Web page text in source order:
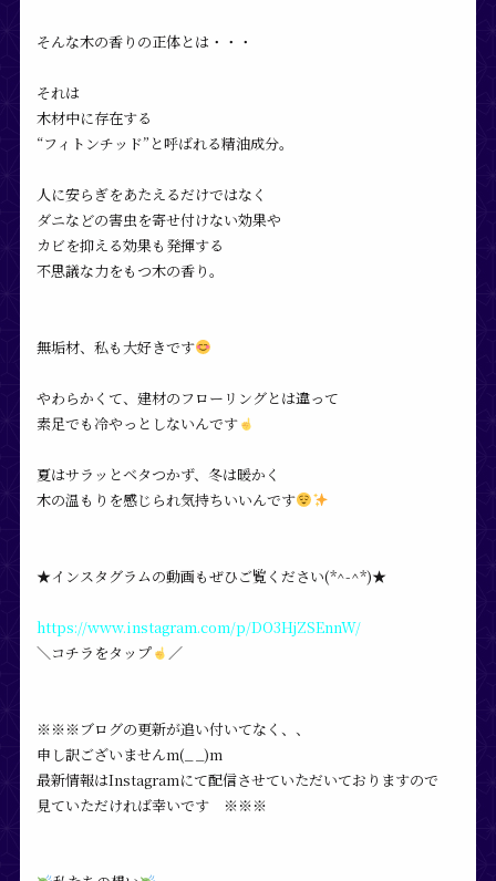
そんな木の香りの正体とは・・・
それは
木材中に存在する
“フィトンチッド”と呼ばれる精油成分。
人に安らぎをあたえるだけではなく
ダニなどの害虫を寄せ付けない効果や
カビを抑える効果も発揮する
不思議な力をもつ木の香り。
無垢材、私も大好きです
やわらかくて、建材のフローリングとは違って
素足でも冷やっとしないんです
夏はサラッとベタつかず、冬は暖かく
木の温もりを感じられ気持ちいいんです
★インスタグラムの動画もぜひご覧ください(*^-^*)★
https://www.instagram.com/p/DO3HjZSEnnW/
＼コチラをタップ
／
※※※ブログの更新が追い付いてなく、、
申し訳ございませんm(_ _)m
最新情報はInstagramにて配信させていただいておりますので
見ていただければ幸いです ※※※